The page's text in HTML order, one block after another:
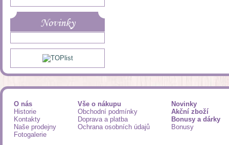
Novinky
O nás
Historie
Kontakty
Naše prodejny
Fotogalerie
Vše o nákupu
Obchodní podmínky
Doprava a platba
Ochrana osobních údajů
Novinky
Akční zboží
Bonusy a dárky
Bonusy